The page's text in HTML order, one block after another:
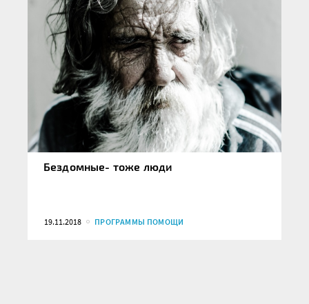
Бездомные- тоже люди
19.11.2018 ПРОГРАММЫ ПОМОЩИ